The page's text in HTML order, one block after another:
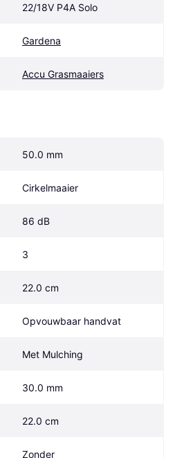
22/18V P4A Solo
Gardena
Accu Grasmaaiers
50.0 mm
Cirkelmaaier
86 dB
3
22.0 cm
Opvouwbaar handvat
Met Mulching
30.0 mm
22.0 cm
Zonder